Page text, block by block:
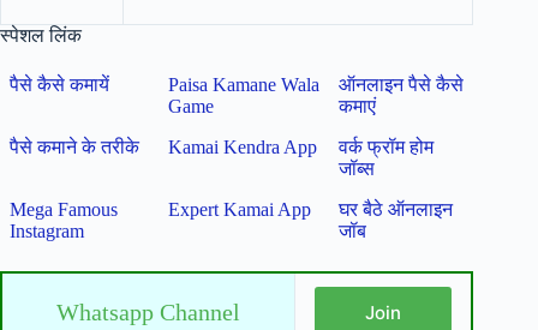
स्पेशल लिंक
पैसे कैसे कमायें
Paisa Kamane Wala
Game
ऑनलाइन पैसे कैसे
कमाएं
पैसे कमाने के तरीके
Kamai Kendra App
वर्क फ्रॉम होम
जॉब्स
Mega Famous
Instagram
Expert Kamai App
घर बैठे ऑनलाइन
जॉब
Whatsapp Channel Join